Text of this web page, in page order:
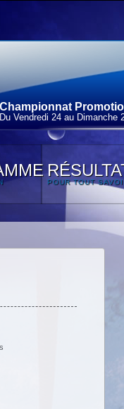
Championnat
Du Vendredi 24 au Dimanche
POUR TOUT